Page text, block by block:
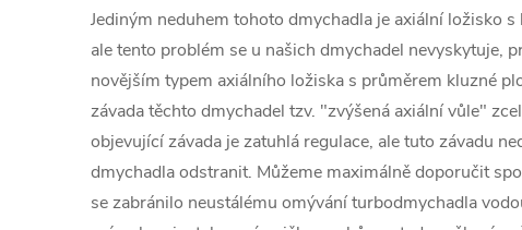
Jediným neduhem tohoto dmychadla je axiální ložisko
ale tento problém se u našich dmychadel nevyskytuje,
novějším typem axiálního ložiska s průměrem kluzné
závada těchto dmychadel tzv. "zvýšená axiální vůle"
objevující závada je zatuhlá regulace, ale tuto závadu
dmychadla odstranit. Můžeme maximálně doporučit
se zabránilo neustálému omývání turbodmychadla